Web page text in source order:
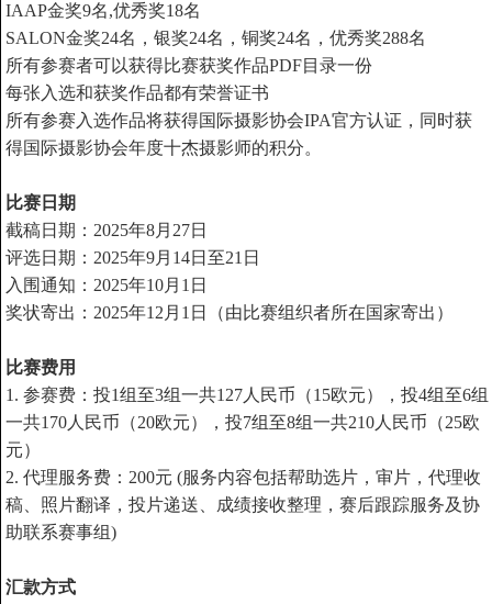
IAAP金奖9名,优秀奖18名
SALON金奖24名，银奖24名，铜奖24名，优秀奖288名
所有参赛者可以获得比赛获奖作品PDF目录一份
每张入选和获奖作品都有荣誉证书
所有参赛入选作品将获得国际摄影协会IPA官方认证，同时获
得国际摄影协会年度十杰摄影师的积分。
比赛日期
截稿日期：2025年8月27日
评选日期：2025年9月14日至21日
入围通知：2025年10月1日
奖状寄出：2025年12月1日（由比赛组织者所在国家寄出）
比赛费用
1. 参赛费：投1组至3组一共127 人民币（15欧元），投4组至6组
一共170人民币（20欧元），投7组至8组一共210人民币（25欧
元）
2. 代理服务费：200元 (服务内容包括帮助选片，审片，代理收
稿、照片翻译，投片递送、成绩接收整理，赛后跟踪服务及协
助联系赛事组)
汇款方式